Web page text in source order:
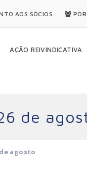
AOS SÓCIOS
AÇÃO REIVINDICATIVA
de
agosto